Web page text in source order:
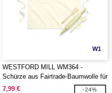
W1
WESTFORD MILL WM364 -
Schürze aus Fairtrade-Baumwolle für
Erwachsene
7,99 € -24%